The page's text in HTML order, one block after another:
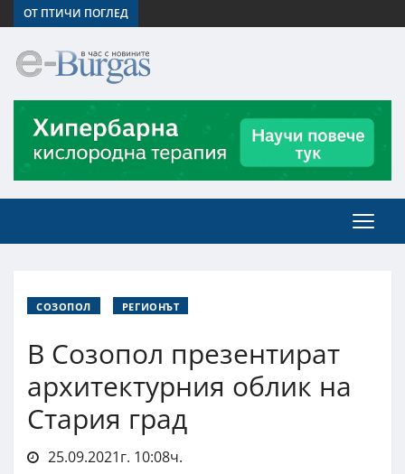
ОТ ПТИЧИ ПОГЛЕД
СОЗОПОЛ РЕГИОНЪТ
В Созопол презентират
архитектурния облик на
Стария град
25.09.2021г. 10:08ч.